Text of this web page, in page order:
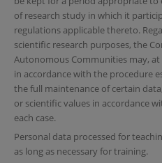
of research study in which it
regulations applicable thereto.
scientific research purposes, the
Autonomous Communities may,
in accordance with the procedure
the full maintenance of certain
or scientific values in accordance
each case.
Personal data processed for
as long as necessary for training.